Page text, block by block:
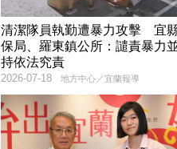
清潔隊員執勤遭暴力攻擊 宜
保局、羅東鎮公所：譴責暴力
持依法究責
地方中心／宜蘭報導
2026-07-18